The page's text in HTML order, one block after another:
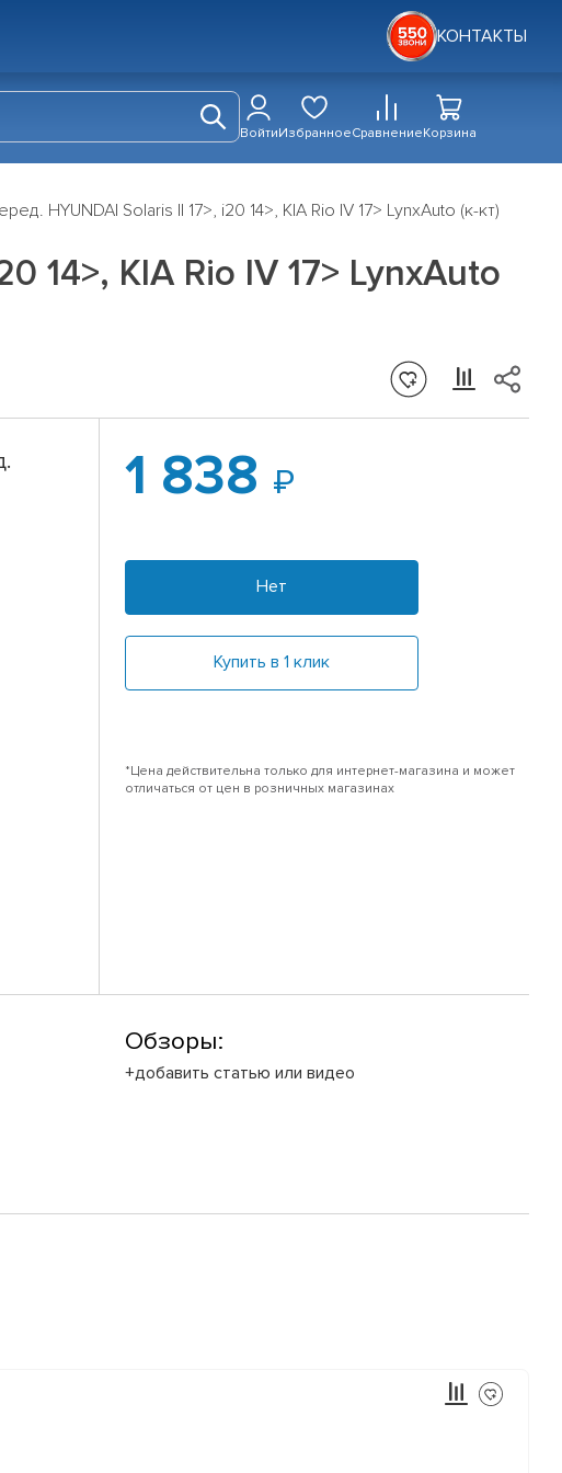
КОНТАКТЫ
ВойтиИзбранноеСравнениеКорзина
HYUNDAI Solaris II 17>, i20 14>, KIA Rio IV 17> LynxAuto (к-кт)
14>, KIA Rio IV 17> LynxAuto
1 838
Нет
Купить в 1 клик
*Цена действительна только для интернет-магазина и может
отличаться от цен в розничных магазинах
Обзоры:
+добавить статью или видео